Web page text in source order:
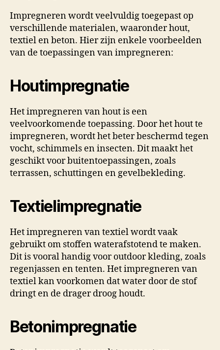
Impregneren wordt veelvuldig toegepast op
verschillende materialen, waaronder hout,
textiel en beton. Hier zijn enkele voorbeelden
van de toepassingen van impregneren:
Houtimpregnatie
Het impregneren van hout is een
veelvoorkomende toepassing. Door het hout te
impregneren, wordt het beter beschermd tegen
vocht, schimmels en insecten. Dit maakt het
geschikt voor buitentoepassingen, zoals
terrassen, schuttingen en gevelbekleding.
Textielimpregnatie
Het impregneren van textiel wordt vaak
gebruikt om stoffen waterafstotend te maken.
Dit is vooral handig voor outdoor kleding, zoals
regenjassen en tenten. Het impregneren van
textiel kan voorkomen dat water door de stof
dringt en de drager droog houdt.
Betonimpregnatie